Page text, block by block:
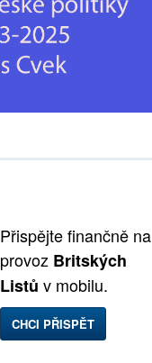
Přispějte finančně na
provoz Britských
Listů v mobilu.
CHCI PŘISPĚT